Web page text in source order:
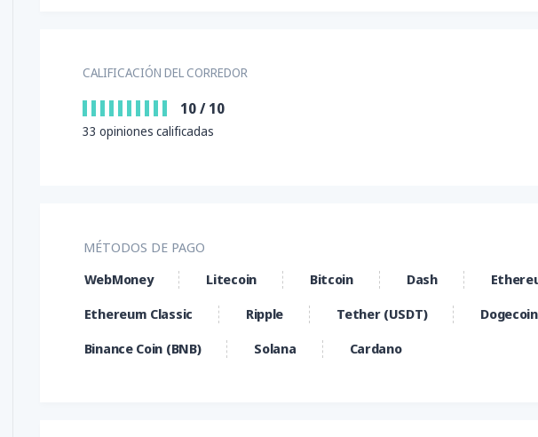
CALIFICACIÓN DEL CORREDOR
10/10
33 opiniones calificadas
MÉTODOS DE PAGO
WebMoney
Litecoin Bitcoin Dash
Ethereum Classic
Ripple Tether (USDT) Dogecoin
Binance Coin (BNB)
Solana Cardano